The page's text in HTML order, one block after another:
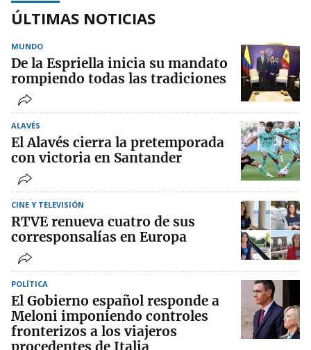
ÚLTIMAS NOTICIAS
MUNDO
De la Espriella inicia su mandato
rompiendo todas las tradiciones
ALAVÉS
El Alavés cierra la pretemporada
con victoria en Santander
CINE Y TELEVISIÓN
RTVE renueva cuatro de sus
corresponsalías en Europa
POLÍTICA
El Gobierno español responde a
Meloni imponiendo controles
fronterizos a los viajeros
procedentes de Italia